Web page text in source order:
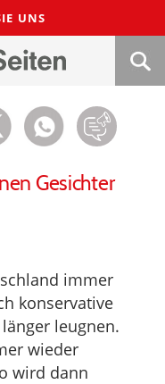
UNS
Gesichter
immer
konservative
leugnen.
wieder
wird dann